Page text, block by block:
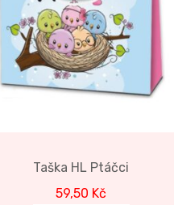
Taška HL Ptáčci
59,50 Kč